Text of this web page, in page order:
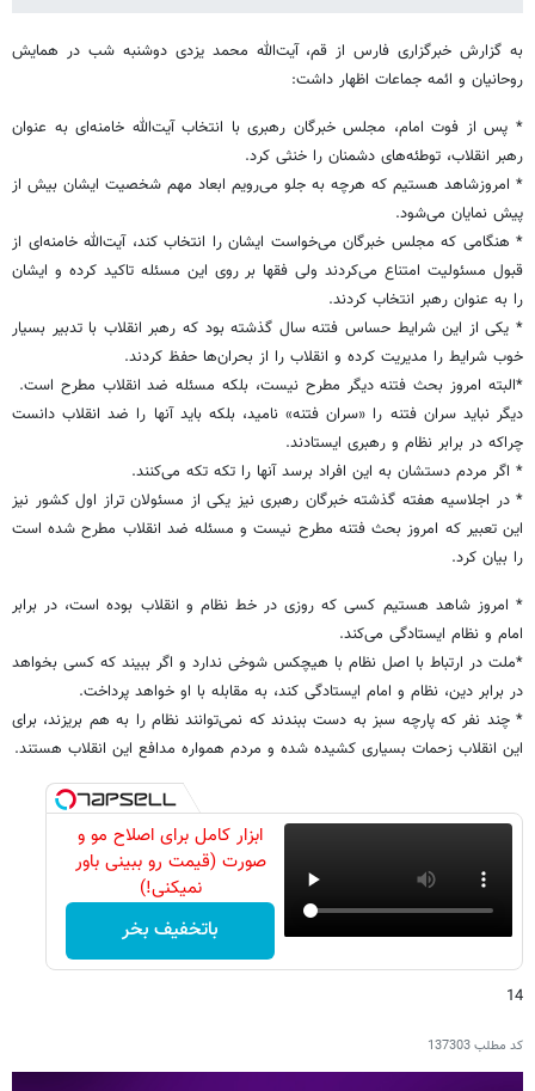
به گزارش خبرگزاری فارس از قم، آیت‌الله محمد یزدی دوشنبه شب در همایش
روحانیان و ائمه جماعات اظهار داشت:
* پس از فوت امام، مجلس خبرگان رهبری با انتخاب آیت‌الله خامنه‌ای به عنوان
رهبر انقلاب، توطئه‌های دشمنان را خنثی کرد.
* امروزشاهد هستیم که هرچه به جلو می‌رویم ابعاد مهم شخصیت ایشان بیش از
پیش نمایان می‌شود.
* هنگامی که مجلس خبرگان می‌خواست ایشان را انتخاب کند، آیت‌الله خامنه‌ای از
قبول مسئولیت امتناع می‌کردند ‌ولی فقها بر روی این مسئله تاکید کرده و ایشان
را به عنوان رهبر انتخاب کردند.
* یکی از این شرایط حساس فتنه سال گذشته بود که رهبر انقلاب با تدبیر بسیار
خوب شرایط را مدیریت کرده و انقلاب را از بحران‌ها حفظ کردند.
*البته امروز بحث فتنه دیگر مطرح نیست، بلکه مسئله ضد انقلاب مطرح است.
دیگر نباید سران فتنه را «سران فتنه» نامید، بلکه باید آنها را ضد انقلاب دانست
چرا‌که در برابر نظام و رهبری ایستادند.
* اگر مردم دستشان به این افراد برسد آنها را تکه تکه می‌کنند.
* در اجلاسیه هفته گذشته خبرگان رهبری نیز یکی از مسئولان تراز اول کشور نیز
این تعبیر که امروز بحث فتنه مطرح نیست و مسئله ضد انقلاب مطرح شده است
را بیان کرد.
* امروز شاهد هستیم کسی که روزی در خط نظام و انقلاب بوده است، در برابر
امام و نظام ایستادگی می‌کند.
*ملت در ارتباط با اصل نظام با هیچکس شوخی ندارد و اگر ببیند که کسی بخواهد
در برابر دین، نظام و امام ایستادگی کند، به مقابله با او خواهد پرداخت.
* چند نفر که پارچه سبز به دست ببندند که نمی‌توانند نظام را به هم بریزند، برای
این انقلاب زحمات بسیاری کشیده شده و مردم همواره مدافع این انقلاب هستند.
ابزار کامل برای اصلاح مو و
صورت (قیمت رو ببینی باور
نمیکنی!)
باتخفیف بخر
14
کد مطلب137303